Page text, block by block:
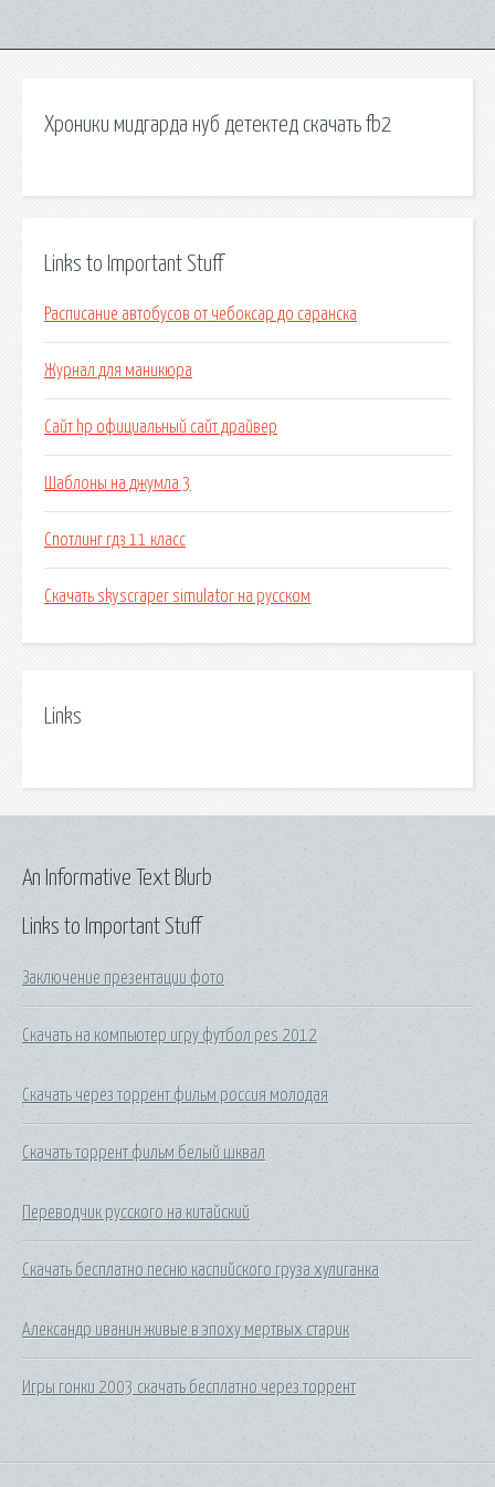
Хроники мидгарда нуб детектед скачать fb2
Links to Important Stuff
Расписание автобусов от чебоксар до саранска
Журнал для маникюра
Сайт hp официальный сайт драйвер
Шаблоны на джумла 3
Спотлинг гдз 11 класс
Скачать skyscraper simulator на русском
Links
Links to Important Stuff
Заключение презентации фото
Скачать на компьютер игру футбол pes 2012
Скачать через торрент фильм россия молодая
Скачать торрент фильм белый шквал
Переводчик русского на китайский
Скачать бесплатно песню каспийского груза хулиганка
Александр иванин живые в эпоху мертвых старик
Игры гонки 2003 скачать бесплатно через торрент
An Informative Text Blurb